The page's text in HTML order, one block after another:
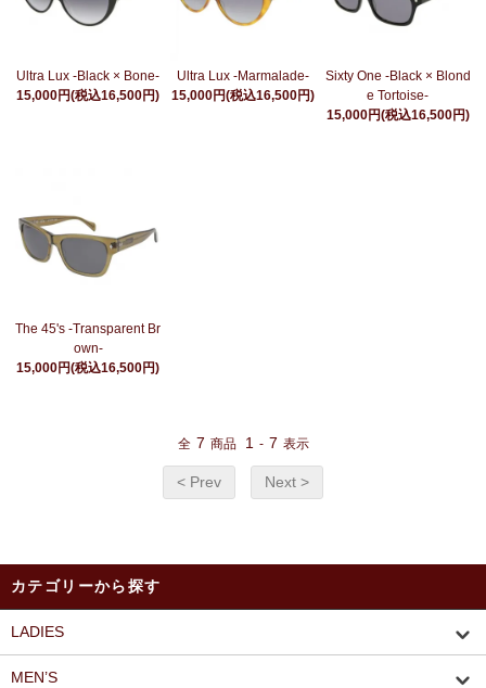
Ultra Lux -Black × Bone-
15,000円(税込16,500円)
Ultra Lux -Marmalade-
15,000円(税込16,500円)
Sixty One -Black × Blond
e Tortoise-
15,000円(税込16,500円)
The 45's -Transparent Br
own-
15,000円(税込16,500円)
全 7 商品 1 - 7 表示
< Prev Next >
カテゴリーから探す
LADIES
MEN’S